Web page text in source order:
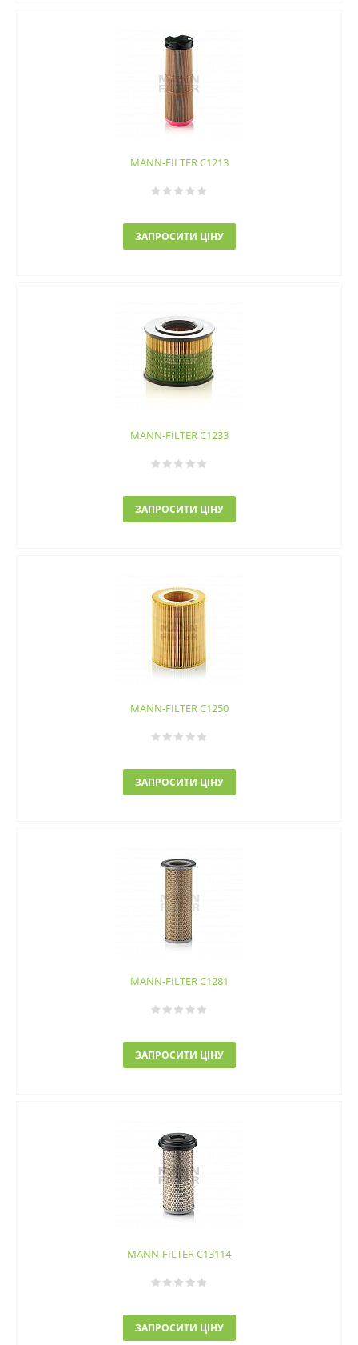
MANN-FILTER C1213
ЗАПРОСИТИ ЦІНУ
MANN-FILTER C1233
ЗАПРОСИТИ ЦІНУ
MANN-FILTER C1250
ЗАПРОСИТИ ЦІНУ
MANN-FILTER C1281
ЗАПРОСИТИ ЦІНУ
MANN-FILTER C13114
ЗАПРОСИТИ ЦІНУ